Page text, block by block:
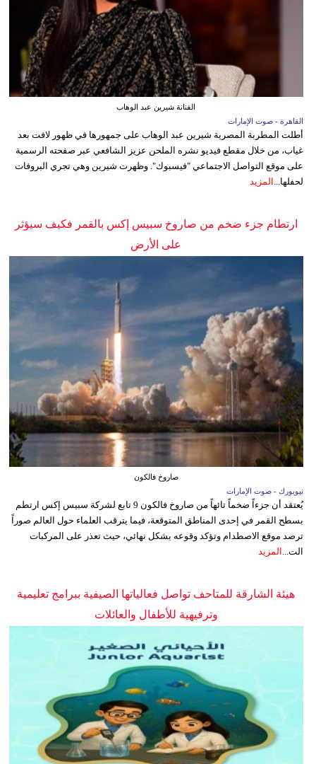
الفنانة شيرين عبد الوهاب
القاهرة - صوت الإمارات
أطلت المطربة المصرية شيرين عبد الوهاب على جمهورها في ظهور لافت بعد
غياب، من خلال مقطع فيديو نشره الملحن عزيز الشافعي عبر صفحته الرسمية
على موقع التواصل الاجتماعي "فيسبوك". وظهرت شيرين وهي تجري البروفات
لحفلها... المزيد
ارتطام جزء ضخم من صاروخ سبيس إكس بالقمر فكيف سيؤثر
على الأرض
صاروخ فالكون
نيويورك - صوت الإمارات
يُعتقد أن جزءاً ضخماً تائهاً من صاروخ فالكون 9 تابع لشركة سبيس إكس ارتطم
بسطح القمر في إحدى المناطق المتوقعة، فيما يترقب العلماء حول العالم صوراً
ترصد موقع الاصطدام وتؤكد وقوعه بشكل نهائي، حيث تعذر على المركبات
الت...
المزيد
هيئة الشارقة للمتاحف تواصل فعالياتها الصيفية ببرامج تعليمية
وترفيهية للأطفال والعائلات